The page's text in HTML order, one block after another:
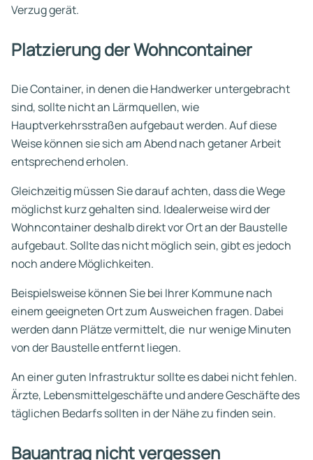
Verzug gerät.
Platzierung der Wohncontainer
Die Container, in denen die Handwerker untergebracht
sind, sollte nicht an Lärmquellen, wie
Hauptverkehrsstraßen aufgebaut werden. Auf diese
Weise können sie sich am Abend nach getaner Arbeit
entsprechend erholen.
Gleichzeitig müssen Sie darauf achten, dass die Wege
möglichst kurz gehalten sind. Idealerweise wird der
Wohncontainer deshalb direkt vor Ort an der Baustelle
aufgebaut. Sollte das nicht möglich sein, gibt es jedoch
noch andere Möglichkeiten.
Beispielsweise können Sie bei Ihrer Kommune nach
einem geeigneten Ort zum Ausweichen fragen. Dabei
werden dann Plätze vermittelt, die nur wenige Minuten
von der Baustelle entfernt liegen.
An einer guten Infrastruktur sollte es dabei nicht fehlen.
Ärzte, Lebensmittelgeschäfte und andere Geschäfte des
täglichen Bedarfs sollten in der Nähe zu finden sein.
Bauantrag nicht vergessen